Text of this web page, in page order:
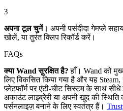
3
अपना टूल चुनें। अपनी पसंदीदा गेमप्ले
खोलें, या तुरंत क्लिप रिकॉर्ड करें।
FAQs
क्या Wand सुरक्षित है? हाँ। Wand को
लिए विकसित किया गया है और यह
प्लेटफॉर्म पर एंटी-चीट सिस्टम के साथ
अकाउंट लाइब्रेरी या अपनी खुद की स्थिति
पर्सनलाइज़ बनाने के लिए स्वतंत्र हैं।